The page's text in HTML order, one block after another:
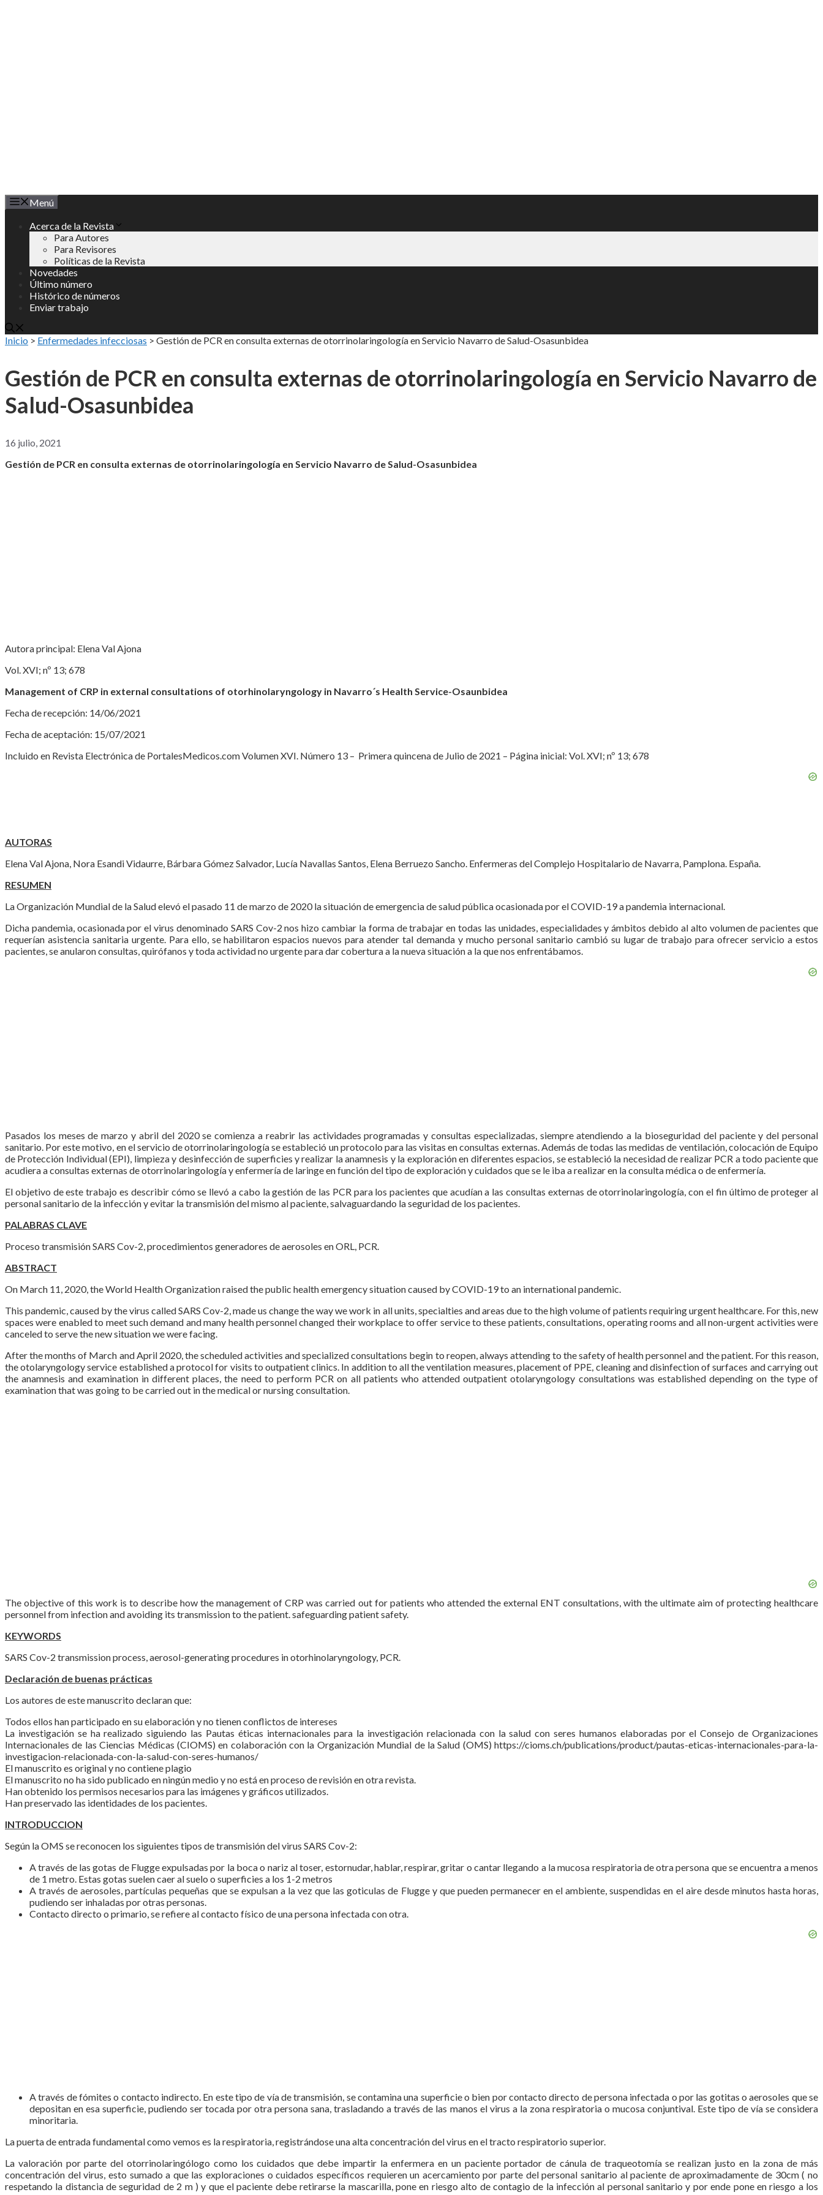
Menú
Acerca de la Revista
Para Autores
Para Revisores
Políticas de la Revista
Novedades
Último número
Histórico de números
Enviar trabajo
Inicio > Enfermedades infecciosas > Gestión de PCR en consulta externas de otorrinolaringología en Servicio Navarro de Salud-Osasunbidea
Gestión de PCR en consulta externas de otorrinolaringología en Servicio Navarro de
Salud-Osasunbidea
16 julio, 2021
Gestión de PCR en consulta externas de otorrinolaringología en Servicio Navarro de Salud-Osasunbidea
Autora principal: Elena Val Ajona
Vol. XVI; nº 13; 678
Management of CRP in external consultations of otorhinolaryngology in Navarro´s Health Service-Osaunbidea
Fecha de recepción: 14/06/2021
Fecha de aceptación: 15/07/2021
Incluido en Revista Electrónica de PortalesMedicos.com Volumen XVI. Número 13 – Primera quincena de Julio de 2021 – Página inicial: Vol. XVI; nº 13; 678
AUTORAS
Elena Val Ajona, Nora Esandi Vidaurre, Bárbara Gómez Salvador, Lucía Navallas Santos, Elena Berruezo Sancho. Enfermeras del Complejo Hospitalario de Navarra, Pamplona. España.
RESUMEN
La Organización Mundial de la Salud elevó el pasado 11 de marzo de 2020 la situación de emergencia de salud pública ocasionada por el COVID-19 a pandemia internacional.
Dicha pandemia, ocasionada por el virus denominado SARS Cov-2 nos hizo cambiar la forma de trabajar en todas las unidades, especialidades y ámbitos debido al alto volumen de pacientes que
requerían asistencia sanitaria urgente. Para ello, se habilitaron espacios nuevos para atender tal demanda y mucho personal sanitario cambió su lugar de trabajo para ofrecer servicio a estos
pacientes, se anularon consultas, quirófanos y toda actividad no urgente para dar cobertura a la nueva situación a la que nos enfrentábamos.
Pasados los meses de marzo y abril del 2020 se comienza a reabrir las actividades programadas y consultas especializadas, siempre atendiendo a la bioseguridad del paciente y del personal
sanitario. Por este motivo, en el servicio de otorrinolaringología se estableció un protocolo para las visitas en consultas externas. Además de todas las medidas de ventilación, colocación de Equipo
de Protección Individual (EPI), limpieza y desinfección de superficies y realizar la anamnesis y la exploración en diferentes espacios, se estableció la necesidad de realizar PCR a todo paciente que
acudiera a consultas externas de otorrinolaringología y enfermería de laringe en función del tipo de exploración y cuidados que se le iba a realizar en la consulta médica o de enfermería.
El objetivo de este trabajo es describir cómo se llevó a cabo la gestión de las PCR para los pacientes que acudían a las consultas externas de otorrinolaringología, con el fin último de proteger al
personal sanitario de la infección y evitar la transmisión del mismo al paciente, salvaguardando la seguridad de los pacientes.
PALABRAS CLAVE
Proceso transmisión SARS Cov-2, procedimientos generadores de aerosoles en ORL, PCR.
ABSTRACT
On March 11, 2020, the World Health Organization raised the public health emergency situation caused by COVID-19 to an international pandemic.
This pandemic, caused by the virus called SARS Cov-2, made us change the way we work in all units, specialties and areas due to the high volume of patients requiring urgent healthcare. For this, new
spaces were enabled to meet such demand and many health personnel changed their workplace to offer service to these patients, consultations, operating rooms and all non-urgent activities were
canceled to serve the new situation we were facing.
After the months of March and April 2020, the scheduled activities and specialized consultations begin to reopen, always attending to the safety of health personnel and the patient. For this reason,
the otolaryngology service established a protocol for visits to outpatient clinics. In addition to all the ventilation measures, placement of PPE, cleaning and disinfection of surfaces and carrying out
the anamnesis and examination in different places, the need to perform PCR on all patients who attended outpatient otolaryngology consultations was established depending on the type of
examination that was going to be carried out in the medical or nursing consultation.
The objective of this work is to describe how the management of CRP was carried out for patients who attended the external ENT consultations, with the ultimate aim of protecting healthcare
personnel from infection and avoiding its transmission to the patient. safeguarding patient safety.
KEYWORDS
SARS Cov-2 transmission process, aerosol-generating procedures in otorhinolaryngology, PCR.
Declaración de buenas prácticas
Los autores de este manuscrito declaran que:
Todos ellos han participado en su elaboración y no tienen conflictos de intereses
La investigación se ha realizado siguiendo las Pautas éticas internacionales para la investigación relacionada con la salud con seres humanos elaboradas por el Consejo de Organizaciones
Internacionales de las Ciencias Médicas (CIOMS) en colaboración con la Organización Mundial de la Salud (OMS) https://cioms.ch/publications/product/pautas-eticas-internacionales-para-la-
investigacion-relacionada-con-la-salud-con-seres-humanos/
El manuscrito es original y no contiene plagio
El manuscrito no ha sido publicado en ningún medio y no está en proceso de revisión en otra revista.
Han obtenido los permisos necesarios para las imágenes y gráficos utilizados.
Han preservado las identidades de los pacientes.
INTRODUCCION
Según la OMS se reconocen los siguientes tipos de transmisión del virus SARS Cov-2:
A través de las gotas de Flugge expulsadas por la boca o nariz al toser, estornudar, hablar, respirar, gritar o cantar llegando a la mucosa respiratoria de otra persona que se encuentra a menos
de 1 metro. Estas gotas suelen caer al suelo o superficies a los 1-2 metros
A través de aerosoles, partículas pequeñas que se expulsan a la vez que las goticulas de Flugge y que pueden permanecer en el ambiente, suspendidas en el aire desde minutos hasta horas,
pudiendo ser inhaladas por otras personas.
Contacto directo o primario, se refiere al contacto físico de una persona infectada con otra.
A través de fómites o contacto indirecto. En este tipo de vía de transmisión, se contamina una superficie o bien por contacto directo de persona infectada o por las gotitas o aerosoles que se
depositan en esa superficie, pudiendo ser tocada por otra persona sana, trasladando a través de las manos el virus a la zona respiratoria o mucosa conjuntival. Este tipo de vía se considera
minoritaria.
La puerta de entrada fundamental como vemos es la respiratoria, registrándose una alta concentración del virus en el tracto respiratorio superior.
La valoración por parte del otorrinolaringólogo como los cuidados que debe impartir la enfermera en un paciente portador de cánula de traqueotomía se realizan justo en la zona de más
concentración del virus, esto sumado a que las exploraciones o cuidados específicos requieren un acercamiento por parte del personal sanitario al paciente de aproximadamente de 30cm ( no
respetando la distancia de seguridad de 2 m ) y que el paciente debe retirarse la mascarilla, pone en riesgo alto de contagio de la infección al personal sanitario y por ende pone en riesgo a los